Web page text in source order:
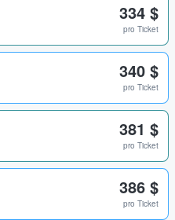
334 $
pro Ticket
340 $
pro Ticket
381 $
pro Ticket
386 $
pro Ticket